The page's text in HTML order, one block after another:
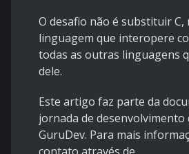
O desafio não é substituir C,
linguagem que interopere
todas as outras linguagens
dele.
Este artigo faz parte da
jornada de desenvolvimento
GuruDev. Para mais